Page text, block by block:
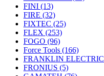
FINI (13)
FIRE (32)
FIXTEC (25)
FLEX (253)
FOGO (96)
Force Tools (166)
FRANKLIN ELECTRIC
FRONIUS (5)